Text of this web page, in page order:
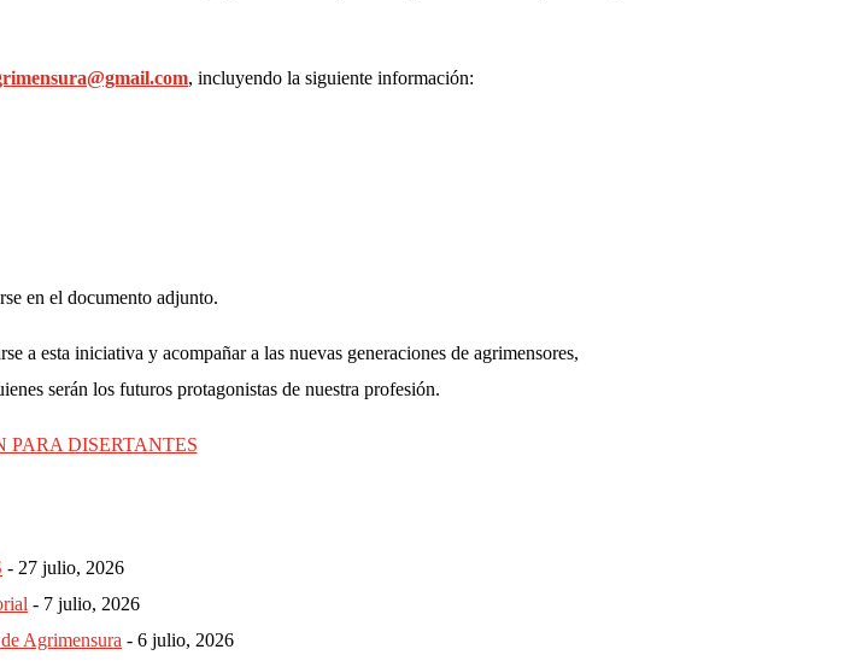
, incluyendo la siguiente información:
en el documento adjunto.
a esta iniciativa y acompañar a las nuevas generaciones de agrimensores,
serán los futuros protagonistas de nuestra profesión.
DISERTANTES
27 julio, 2026
7 julio, 2026
Agrimensura
6 julio, 2026